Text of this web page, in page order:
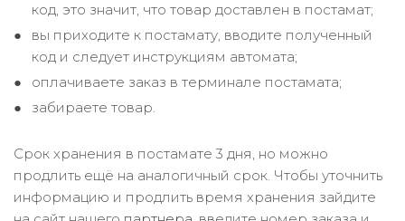
код, это значит, что товар доставлен в постамат;
вы приходите к постамату, вводите полученный
код и следует инструкциям автомата;
оплачиваете заказ в терминале постамата;
забираете товар.
Срок хранения в постамате 3 дня, но можно
продлить ещё на аналогичный срок. Чтобы уточнить
информацию и продлить время хранения зайдите